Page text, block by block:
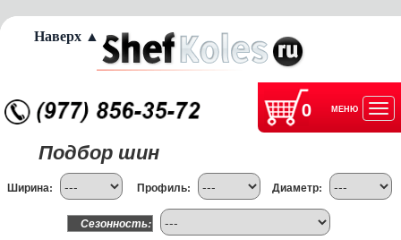
0 МЕНЮ
Подбор шин
Ширина: Профиль: Диаметр:
Сезонность:
Наверх ▲